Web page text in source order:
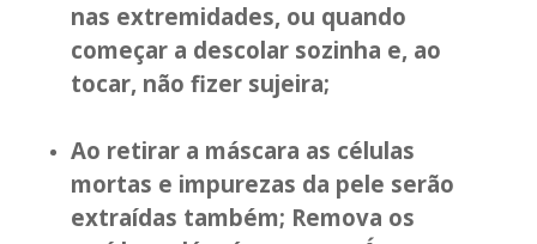
nas extremidades, ou quando
começar a descolar sozinha e, ao
tocar, não fizer sujeira;
Ao retirar a máscara as células
mortas e impurezas da pele serão
extraídas também; Remova os